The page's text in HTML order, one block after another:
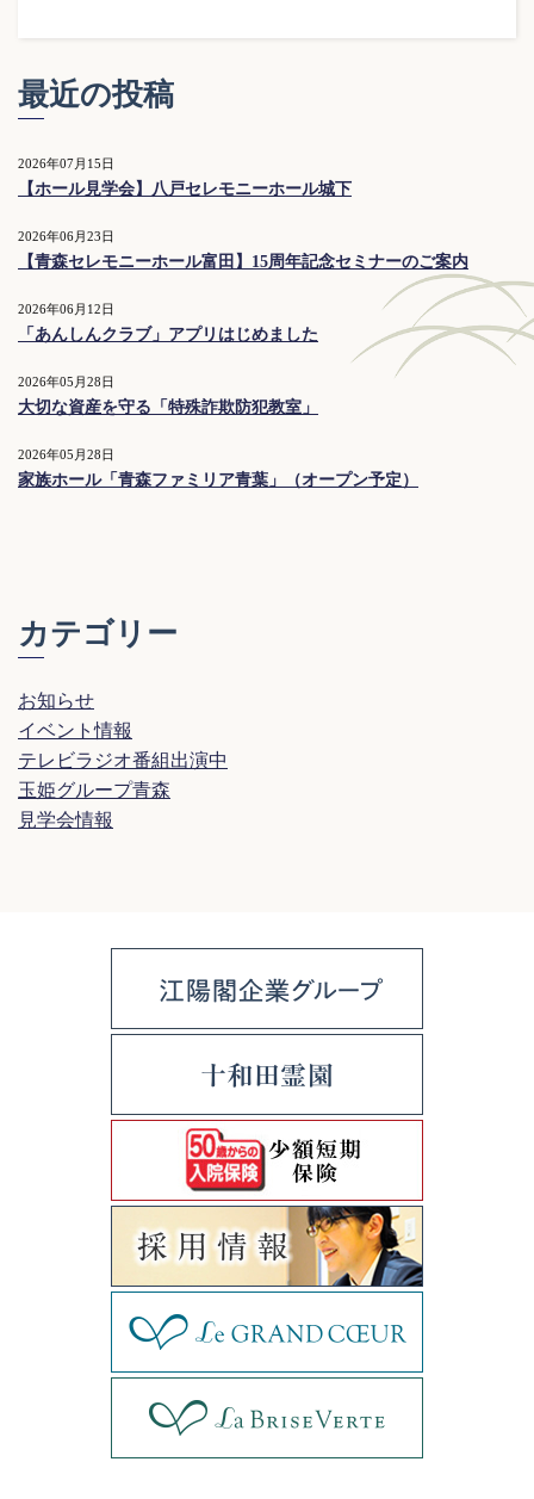
最近の投稿
2026年07月15日
【ホール見学会】八戸セレモニーホール城下
2026年06月23日
【青森セレモニーホール富田】15周年記念セミナーのご案内
2026年06月12日
「あんしんクラブ」アプリはじめました
2026年05月28日
大切な資産を守る「特殊詐欺防犯教室」
2026年05月28日
家族ホール「青森ファミリア青葉」（オープン予定）
カテゴリー
お知らせ
イベント情報
テレビラジオ番組出演中
玉姫グループ青森
見学会情報